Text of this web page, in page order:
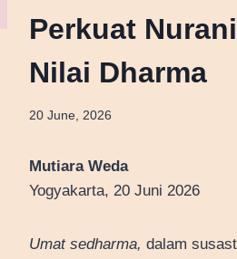
Perkuat
Nilai Dharma
20 June, 2026
Mutiara Weda
Yogyakarta, 20 Juni 2026
Umat sedharma, dalam